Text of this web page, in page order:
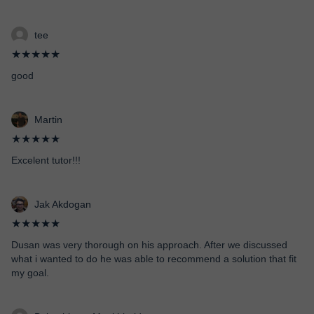
tee
★★★★★
good
Martin
★★★★★
Excelent tutor!!!
Jak Akdogan
★★★★★
Dusan was very thorough on his approach. After we discussed
what i wanted to do he was able to recommend a solution that fit
my goal.